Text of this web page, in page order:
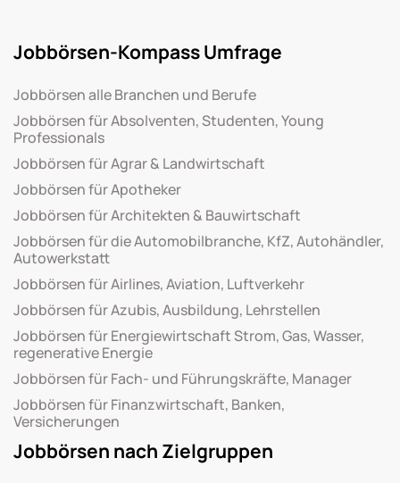
Jobbörsen-Kompass Umfrage
Jobbörsen alle Branchen und Berufe
Jobbörsen für Absolventen, Studenten, Young
Professionals
Jobbörsen für Agrar & Landwirtschaft
Jobbörsen für Apotheker
Jobbörsen für Architekten & Bauwirtschaft
Jobbörsen für die Automobilbranche, KfZ, Autohändler,
Autowerkstatt
Jobbörsen für Airlines, Aviation, Luftverkehr
Jobbörsen für Azubis, Ausbildung, Lehrstellen
Jobbörsen für Energiewirtschaft Strom, Gas, Wasser,
regenerative Energie
Jobbörsen für Fach- und Führungskräfte, Manager
Jobbörsen für Finanzwirtschaft, Banken,
Versicherungen
Jobbörsen nach Zielgruppen